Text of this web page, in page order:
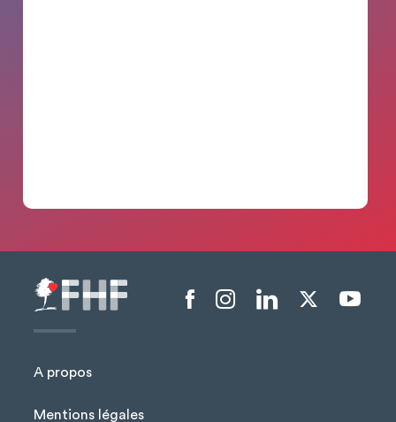
A propos
Mentions légales
Menu liens sociaux